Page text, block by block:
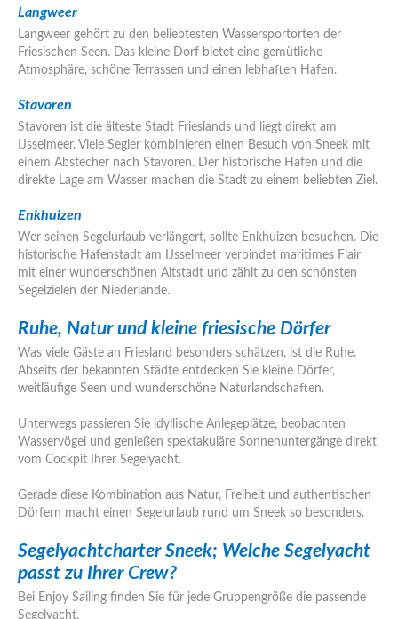
Langweer
Langweer gehört zu den beliebtesten Wassersportorten der
Friesischen Seen. Das kleine Dorf bietet eine gemütliche
Atmosphäre, schöne Terrassen und einen lebhaften Hafen.
Stavoren
Stavoren ist die älteste Stadt Frieslands und liegt direkt am
IJsselmeer. Viele Segler kombinieren einen Besuch von Sneek mit
einem Abstecher nach Stavoren. Der historische Hafen und die
direkte Lage am Wasser machen die Stadt zu einem beliebten Ziel.
Enkhuizen
Wer seinen Segelurlaub verlängert, sollte Enkhuizen besuchen. Die
historische Hafenstadt am IJsselmeer verbindet maritimes Flair
mit einer wunderschönen Altstadt und zählt zu den schönsten
Segelzielen der Niederlande.
Ruhe, Natur und kleine friesische Dörfer
Was viele Gäste an Friesland besonders schätzen, ist die Ruhe.
Abseits der bekannten Städte entdecken Sie kleine Dörfer,
weitläufige Seen und wunderschöne Naturlandschaften.
Unterwegs passieren Sie idyllische Anlegeplätze, beobachten
Wasservögel und genießen spektakuläre Sonnenuntergänge direkt
vom Cockpit Ihrer Segelyacht.
Gerade diese Kombination aus Natur, Freiheit und authentischen
Dörfern macht einen Segelurlaub rund um Sneek so besonders.
Segelyachtcharter Sneek; Welche Segelyacht
passt zu Ihrer Crew?
Bei Enjoy Sailing finden Sie für jede Gruppengröße die passende
Segelyacht.